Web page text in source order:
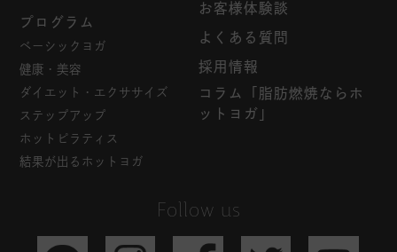
Follow us
プログラム
ベーシックヨガ
健康・美容
ダイエット・エクササイズ
ステップアップ
ホットピラティス
結果が出るホットヨガ
お客様体験談
よくある質問
採用情報
コラム「脂肪燃焼ならホ
ットヨガ」